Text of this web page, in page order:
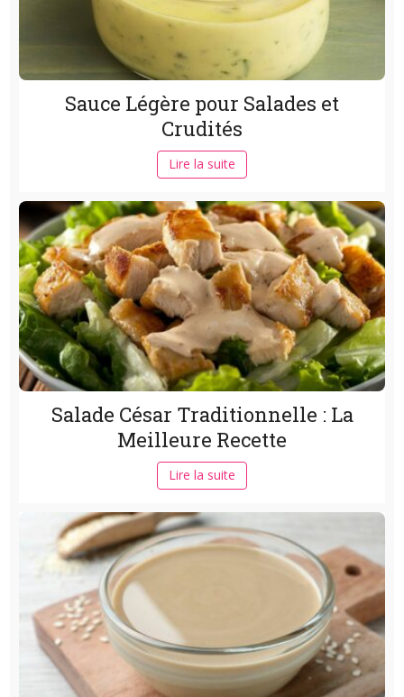
Sauce Légère pour Salades et
Crudités
Lire la suite
Salade César Traditionnelle : La
Meilleure Recette
Lire la suite